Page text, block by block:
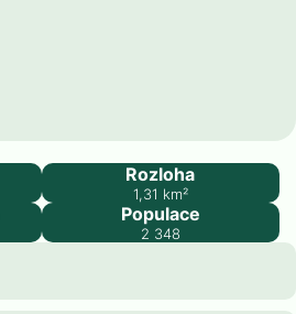
Rozloha
1,31 km²
Populace
2 348